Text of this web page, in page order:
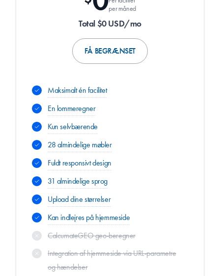
per måned
Total $0 USD/mo
FÅ BEGRÆNSET
Maksimalt én facilitet
En lommeregner
Kun selvbærende
28 almindelige møbler
Fuldt responsivt design
31 almindelige sprog
Upload dine størrelser
Kan indlejres på hjemmeside
CalcumateGEO geo-beregner
Integration af hjemmeside via URL-parametre
og hændelser